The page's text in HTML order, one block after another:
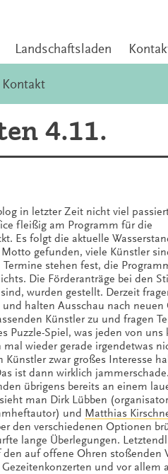
Landschaftsladen
Kontakt
4.11.
in letzter Zeit nicht viel
fleißig am Programm für die
Es folgt die aktuelle
Motto gefunden, viele Künstler
stehen fest, die
Die Förderanträge bei den
wurden gestellt. Derzeit
halten Ausschau nach neuen
Künstler zu und fragen
Puzzle-Spiel, was jeden von uns
wieder gerade irgendetwas
zwar großes Interesse
ist dann wirklich jammerschade.
übrigens bereits an einem
man Dirk Lübben
und Matthias
den verschiedenen Optionen
lange Überlegungen.
auf offene Ohren stoßenden
und vor allem